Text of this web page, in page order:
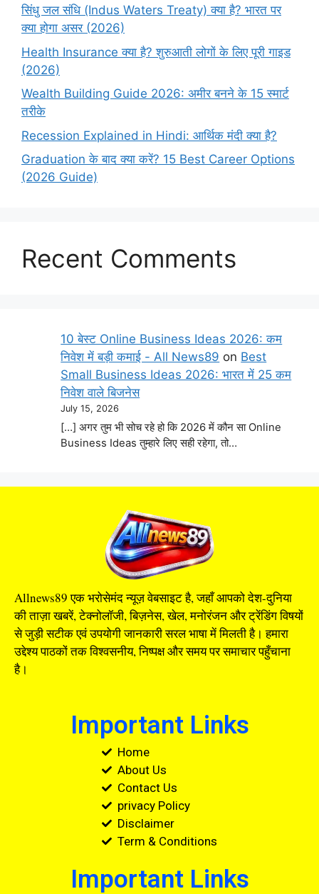
सिंधु जल संधि (Indus Waters Treaty) क्या है? भारत पर
क्या होगा असर (2026)
Health Insurance क्या है? शुरुआती लोगों के लिए पूरी गाइड
(2026)
Wealth Building Guide 2026: अमीर बनने के 15 स्मार्ट
तरीके
Recession Explained in Hindi: आर्थिक मंदी क्या है?
Graduation के बाद क्या करें? 15 Best Career Options
(2026 Guide)
Recent Comments
10 बेस्ट Online Business Ideas 2026: कम
निवेश में बड़ी कमाई - All News89 on Best
Small Business Ideas 2026: भारत में 25 कम
निवेश वाले बिजनेस
July 15, 2026
[…] अगर तुम भी सोच रहे हो कि 2026 में कौन सा Online
Business Ideas तुम्हारे लिए सही रहेगा, तो…
Allnews89 एक भरोसेमंद न्यूज़ वेबसाइट है, जहाँ आपको देश-दुनिया
की ताज़ा खबरें, टेक्नोलॉजी, बिज़नेस, खेल, मनोरंजन और ट्रेंडिंग विषयों
से जुड़ी सटीक एवं उपयोगी जानकारी सरल भाषा में मिलती है। हमारा
उद्देश्य पाठकों तक विश्वसनीय, निष्पक्ष और समय पर समाचार पहुँचाना
है।
Important Links
Home
About Us
Contact Us
privacy Policy
Disclaimer
Term & Conditions
Important Links